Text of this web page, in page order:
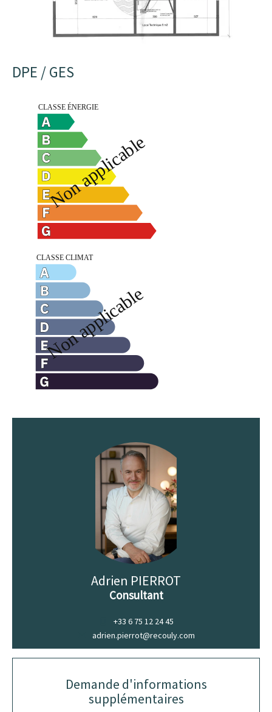
DPE / GES
Adrien PIERROT
Consultant
+33 6 75 12 24 45
adrien.pierrot@recouly.com
Demande d'informations
supplémentaires